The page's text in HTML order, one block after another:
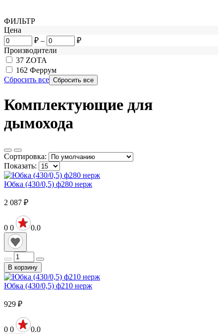
ФИЛЬТР
Цена
₽ –
₽
Производители
37 ZOTA
162 Феррум
Сбросить все
Комплектующие для
дымохода
Сортировка:
Показать:
Юбка (430/0,5) ф280 нерж
2 087 ₽
0 0 0.0
В корзину
Юбка (430/0,5) ф210 нерж
929 ₽
0 0 0.0